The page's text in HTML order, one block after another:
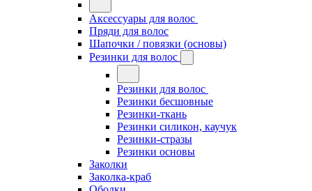
Аксессуары для волос
Пряди для волос
Шапочки / повязки (основы)
Резинки для волос
Резинки для волос
Резинки бесшовные
Резинки-ткань
Резинки силикон, каучук
Резинки-стразы
Резинки основы
Заколки
Заколка-краб